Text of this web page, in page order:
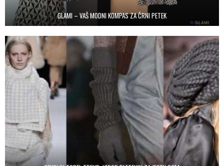
GLAMI – VAŠ MODNI KOMPAS ZA ČRNI PETEK